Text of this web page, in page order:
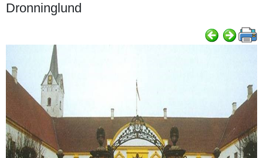
Dronninglund